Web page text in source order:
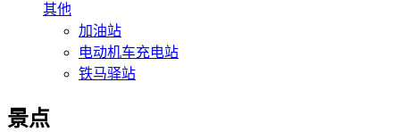
其他
加油站
电动机车充电站
铁马驿站
景点